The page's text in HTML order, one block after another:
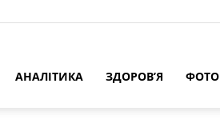
АНАЛІТИКА ЗДОРОВ’Я ФОТО